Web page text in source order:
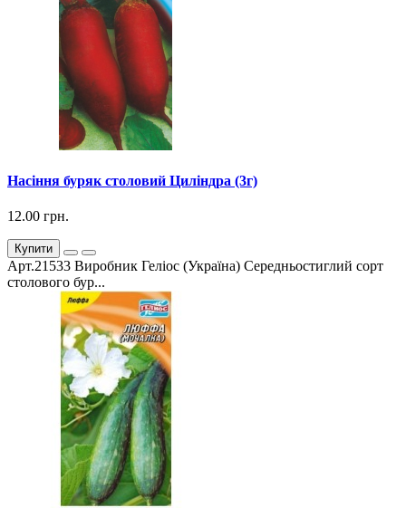
Насіння буряк столовий Циліндра (3г)
12.00 грн.
Купити
Арт.21533 Виробник Геліос (Україна) Середньостиглий сорт
столового бур...